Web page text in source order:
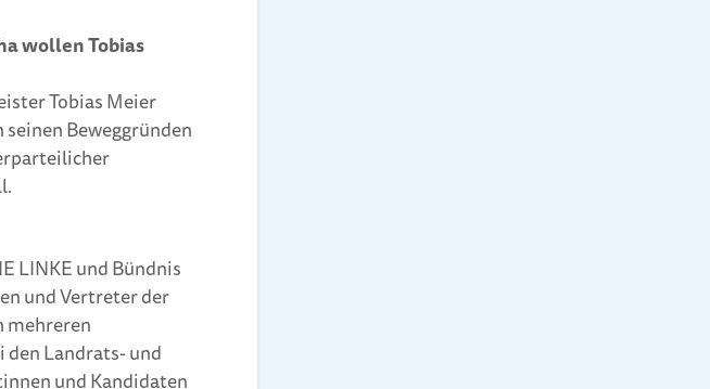
wollen Tobias
Tobias Meier
Beweggründen
LINKE und Bündnis
und Vertreter der
mehreren
den Landrats- und
und Kandidaten